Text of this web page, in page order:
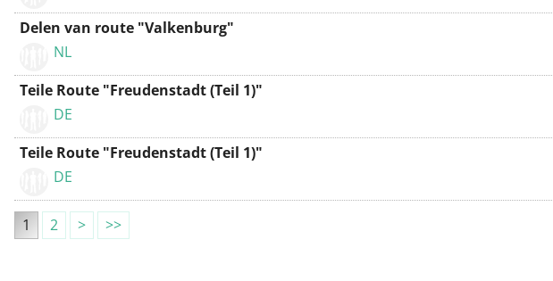
Delen van route "Valkenburg"
NL
Teile Route "Freudenstadt (Teil 1)"
DE
Teile Route "Freudenstadt (Teil 1)"
DE
1 2 > >>